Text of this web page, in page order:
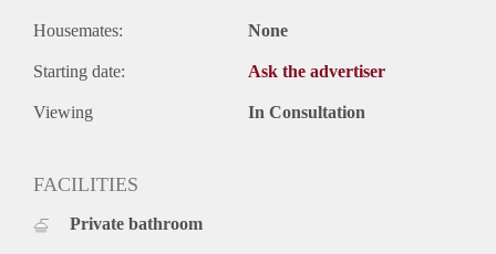
Housemates: None
Starting date: Ask the advertiser
Viewing In Consultation
FACILITIES
Private bathroom